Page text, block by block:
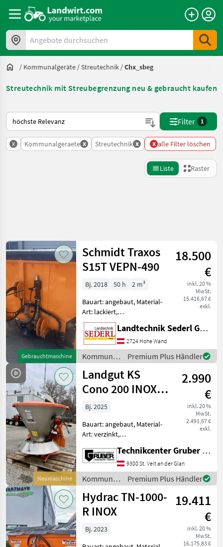
Angebote durchsuchen
/ Kommunalgeräte /Streutechnik /Chx_sbeg
Streutechnik mit Streubegrenzung neu & gebraucht kaufen
So wird auf Landwirt.com sortiert
Filter 1
x Kommunalgeraete x Streutechnik x x alle Filter löschen
Liste Raster
Kategorie 3 Land Filter
AKTUELLER
PFAD
Kommunaltechnik
Kommunalgeraete
Streutechnik
KATEGORIE
WÄHLEN
Sonstige
13
Amazone
11
Landgut
10
Rauch
8
Hydrac
7
Lehner
4
anzeigen
Zurücksetzen
71
Ergebnisse
anzeigen
Gebrauchtmaschine
Schmidt Traxos
S15T VEPN-490
18.500
€
inkl. 20 %
MwSt.
15.416,67 €
exkl.
Bj. 2018 50 h
2 m³
Bauart: angebaut, Material-
Art: lackiert,
Schieberbetätigung:
hydraulisch, Rührwerk,
Rührwelle, Lichtanlage,
Abdeckplane,
Streubegrenzung
Einsatzbereiter
Salz-/Solestreuer
Landtechnik Sederl GmbH
2724 Hohe Wand
Kommunalgeräte
/ Schmidt
Premium Plus Händler
Neumaschine
Landgut KS
Cono 200 INOX-
FSTB 200 l
2.990
€
inkl. 20 %
MwSt.
2.491,67 €
exkl.
Bj. 2025
Bauart: angebaut, Material-
Art: verzinkt,
hydraulisch, Lichtanlage,
Abdeckplane,
Streubegrenzung
fabriksneuer Landgut
Einscheibensteuer für Salz
und S
Technikcenter Gruber GmbH
9300 St. Veit an der Glan
Kommunalgeräte
/ Landgut
Premium Plus Händler
Hydrac TN-1000-
R INOX
19.411
€
inkl. 20 %
MwSt.
16.175,83 €
Bj. 2023